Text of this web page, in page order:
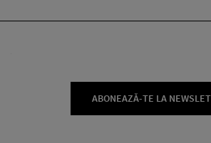
ABONEAZĂ-TE LA